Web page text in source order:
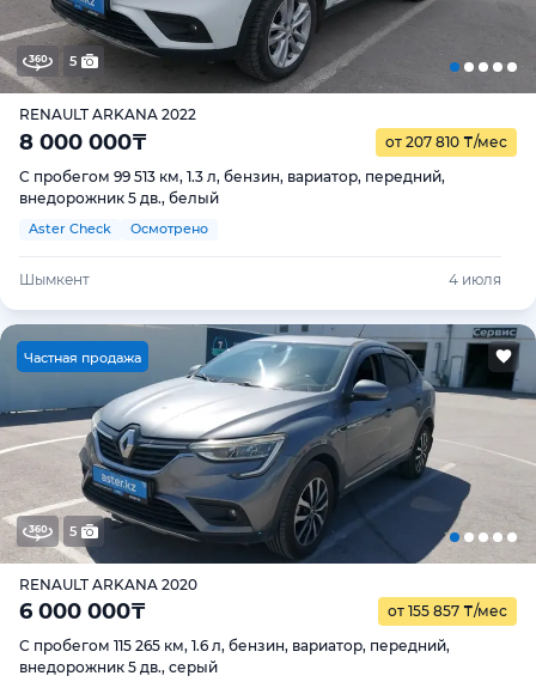
5
RENAULT ARKANA 2022
8 000 000₸ от 207 810 ₸/мес
С пробегом 99 513 км, 1.3 л, бензин, вариатор, передний,
внедорожник 5 дв., белый
Aster Check Осмотрено
Шымкент 4 июля
Частная продажа
5
RENAULT ARKANA 2020
6 000 000₸ от 155 857 ₸/мес
С пробегом 115 265 км, 1.6 л, бензин, вариатор, передний,
внедорожник 5 дв., серый